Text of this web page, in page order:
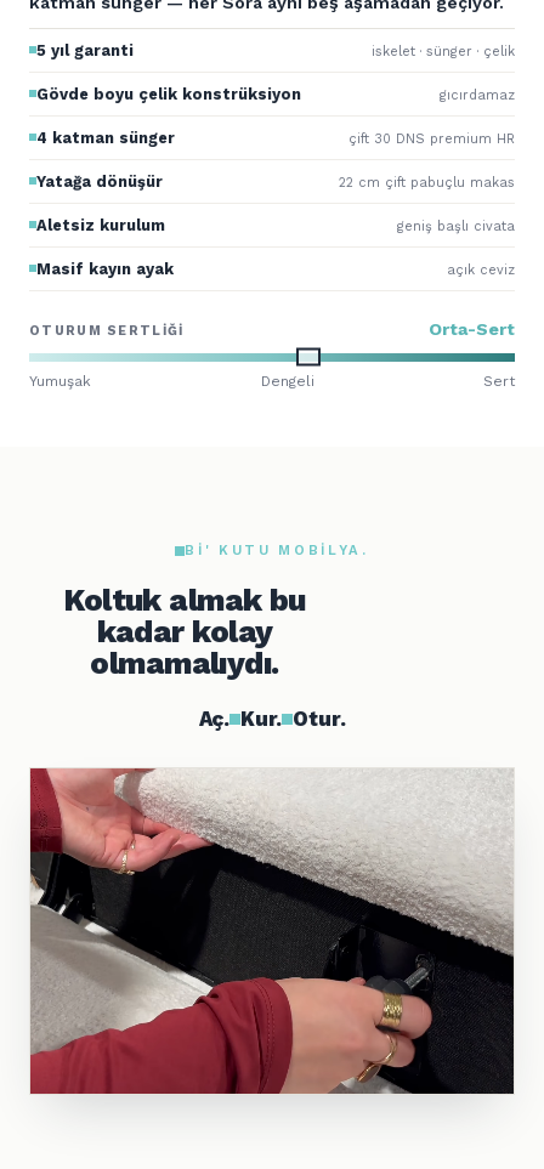
5 yıl garanti iskelet · sünger · çelik
Gövde boyu çelik konstrüksiyon gıcırdamaz
4 katman sünger çift 30 DNS premium HR
Yatağa dönüşür 22 cm çift pabuçlu makas
Aletsiz kurulum geniş başlı civata
Masif kayın ayak açık ceviz
OTURUM SERTLIĞI Orta-Sert
Yumuşak Dengeli Sert
BI' KUTU MOBILYA.
Koltuk almak bu
kadar kolay
olmamalıydı.
Aç. Kur. Otur.